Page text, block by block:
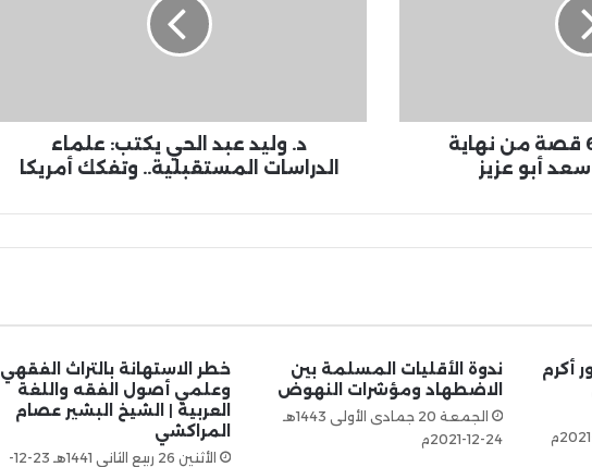
تحميل كتاب (63 قصة من نهاية
سعد أبو عزيز
د. وليد عبد الحي يكتب: علماء
الدراسات المستقبلية.. وتفكك أمريكا
أكرم
ندوة الأقليات المسلمة بين
الاضطهاد ومؤشرات النهوض
الجمعة 20 جمادى الأولى 1443هـ
24-12-2021م
خطر الاستهانة بالتراث الفقهي
وعلمي أصول الفقه واللغة
العربية | الشيخ البشير عصام
المراكشي
الأثنين 26 ربيع الثاني 1441هـ 23-12-